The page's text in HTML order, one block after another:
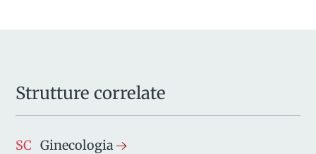
Strutture correlate
SC Ginecologia